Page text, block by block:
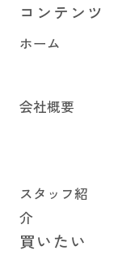
コンテンツ
ホーム
会社概要
スタッフ紹
介
買いたい